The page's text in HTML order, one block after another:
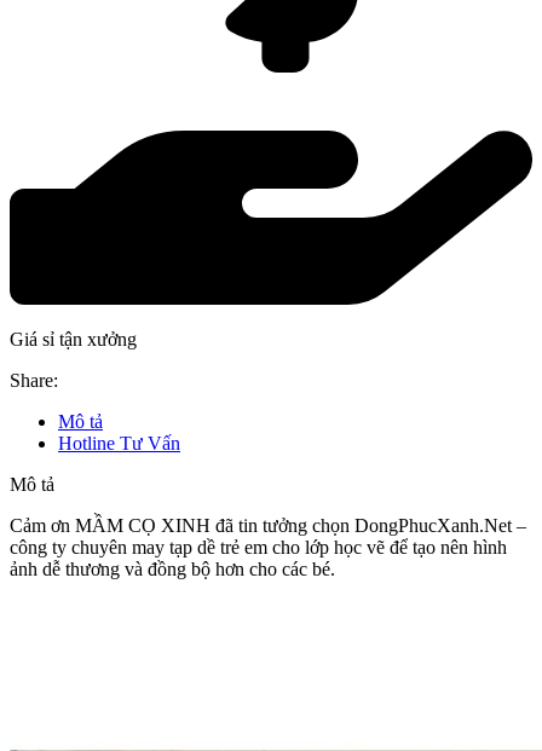
Giá sỉ tận xưởng
Share:
Mô tả
Hotline Tư Vấn
Mô tả
Cảm ơn MẦM CỌ XINH đã tin tưởng chọn DongPhucXanh.Net –
công ty chuyên may tạp dề trẻ em cho lớp học vẽ để tạo nên hình
ảnh dễ thương và đồng bộ hơn cho các bé.